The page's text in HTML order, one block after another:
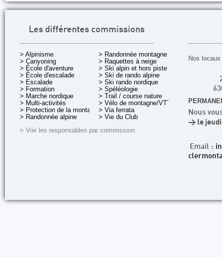
Les différentes commissions
> Alpinisme
> Canyoning
> École d'aventure
> École d'escalade
> Escalade
> Formation
> Marche nordique
> Multi-activités
> Protection de la montagne
> Randonnée alpine
> Randonnée montagne
> Raquettes à neige
> Ski alpin et hors piste
> Ski de rando alpine
> Ski rando nordique
> Spéléologie
> Trail / course nature
> Vélo de montagne/VTT
> Via ferrata
> Vie du Club
> Voir les responsables par commission
Nos
Nous
> le jeudi
Email :